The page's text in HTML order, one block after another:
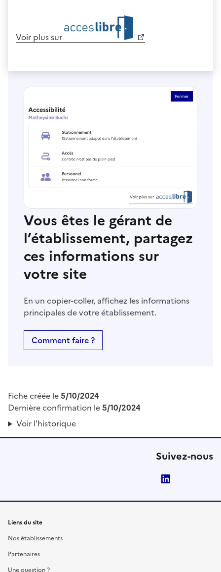
Voir plus sur
Vous êtes le gérant de
l’établissement, partagez
ces informations sur
votre site
En un copier-coller, affichez les informations
principales de votre établissement.
Comment faire ?
Fiche créée le5/10/2024
Dernière confirmation le5/10/2024
Voir l'historique
Suivez-nous
Liens du site
Nos établissements
Partenaires
Une question ?